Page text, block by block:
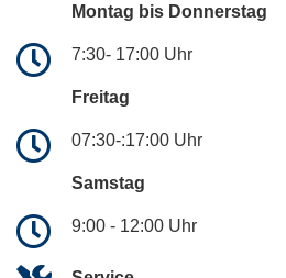
Montag bis Donnerstag
7:30- 17:00 Uhr
Freitag
07:30-:17:00 Uhr
Samstag
9:00 - 12:00 Uhr